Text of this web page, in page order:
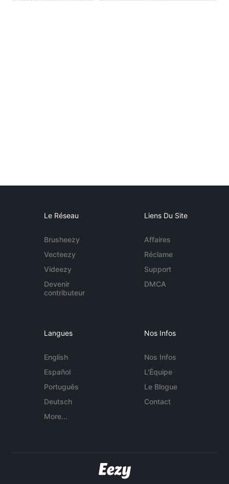
Le Réseau
Brusheezy
Vecteezy
Videezy
Devenir
contributeur
Liens Du Site
Affaires
Réclame
Support
DMCA
Langues
English
Español
Português
Deutsch
More...
Nos Infos
Nos Infos
L'Équipe
Le Blogue
Contact